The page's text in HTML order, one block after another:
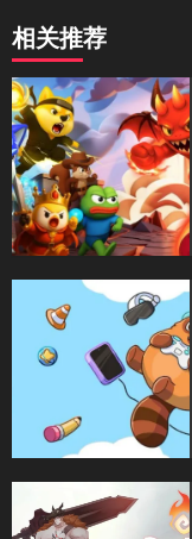
相关推荐